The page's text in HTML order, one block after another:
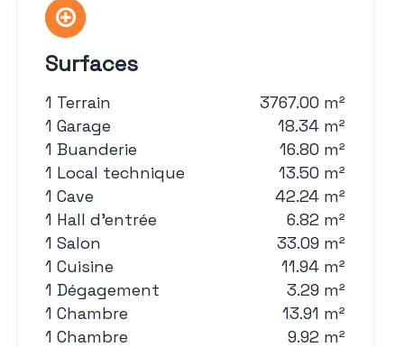
Surfaces
1 Terrain
3767.00 m²
1 Garage
18.34 m²
1 Buanderie
16.80 m²
1 Local technique
13.50 m²
1 Cave
42.24 m²
1 Hall d'entrée
6.82 m²
1 Salon
33.09 m²
1 Cuisine
11.94 m²
1 Dégagement
3.29 m²
1 Chambre
13.91 m²
1 Chambre
9.92 m²